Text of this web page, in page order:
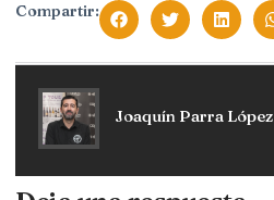
Compartir:
Joaquín Parra López